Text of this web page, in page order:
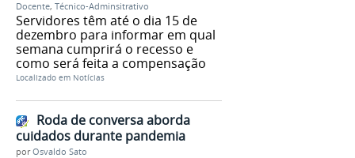
Docente, Técnico-Adminsitrativo
Servidores têm até o dia 15 de
dezembro para informar em qual
semana cumprirá o recesso e
como será feita a compensação
Localizado em Notícias
Roda de conversa aborda
cuidados durante pandemia
porOsvaldo Sato